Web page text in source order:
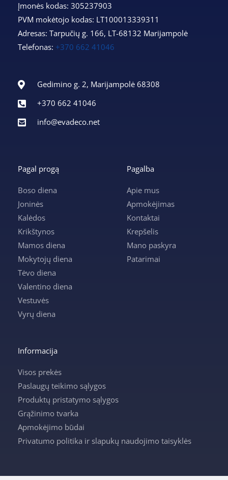
Įmonės kodas: 305237903
PVM mokėtojo kodas: LT100013339311
Adresas: Tarpučių g. 166, LT-68132 Marijampolė
Telefonas: +370 662 41046
Gedimino g. 2, Marijampolė 68308
+370 662 41046
info@evadeco.net
Pagal progą
Boso diena
Joninės
Kalėdos
Krikštynos
Mamos diena
Mokytojų diena
Tėvo diena
Valentino diena
Vestuvės
Vyrų diena
Pagalba
Apie mus
Apmokėjimas
Kontaktai
Krepšelis
Mano paskyra
Patarimai
Informacija
Visos prekės
Paslaugų teikimo sąlygos
Produktų pristatymo sąlygos
Grąžinimo tvarka
Apmokėjimo būdai
Privatumo politika ir slapukų naudojimo taisyklės